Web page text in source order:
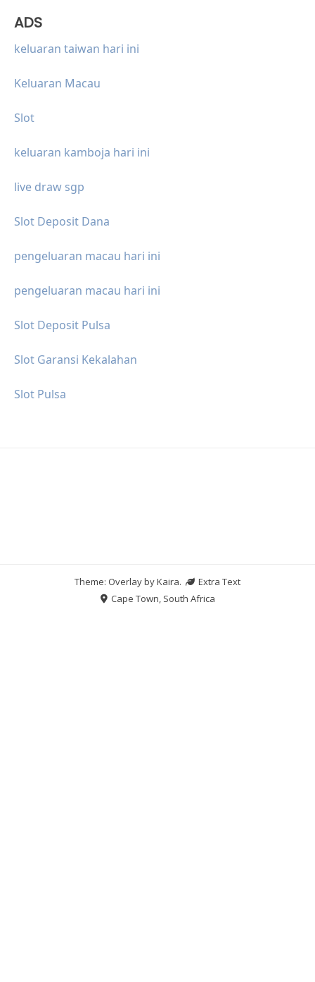
ADS
keluaran taiwan hari ini
Keluaran Macau
Slot
keluaran kamboja hari ini
live draw sgp
Slot Deposit Dana
pengeluaran macau hari ini
pengeluaran macau hari ini
Slot Deposit Pulsa
Slot Garansi Kekalahan
Slot Pulsa
Theme: Overlay byKaira.
Extra Text
Cape Town, South Africa